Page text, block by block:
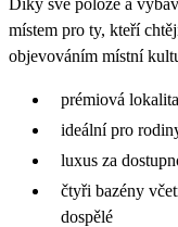
místem pro ty, kteří
objevováním místní
prémiová
ideální pro
luxus za
čtyři bazény
dospělé